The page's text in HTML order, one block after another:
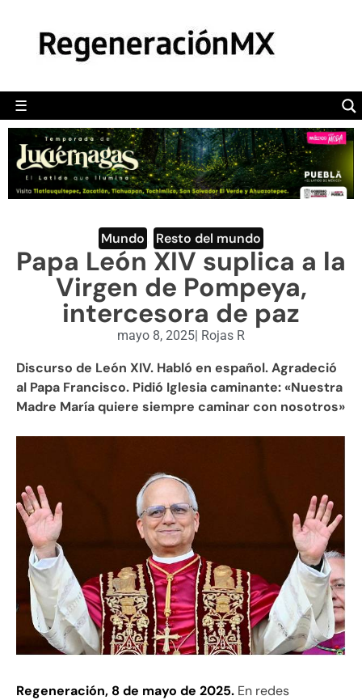
☰
POLÍTICA
CAMALEÓN
OPINIÓN
DEPORTES
ENGLISH SECTION
VIDEOS
Mundo Resto del mundo
Papa León XIV suplica a la
Virgen de Pompeya,
intercesora de paz
mayo 8, 2025| Rojas R
Discurso de León XIV. Habló en español. Agradeció
al Papa Francisco. Pidió Iglesia caminante: «Nuestra
Madre María quiere siempre caminar con nosotros»
Regeneración, 8 de mayo de 2025. En redes